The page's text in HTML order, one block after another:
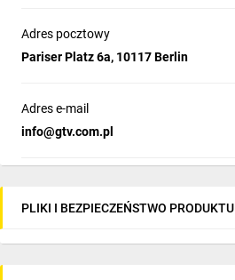
Adres pocztowy
Pariser Platz 6a, 10117 Berlin
Adres e-mail
info­@gtv.com.pl
PLIKI I BEZPIECZEŃSTWO PRODUKTU